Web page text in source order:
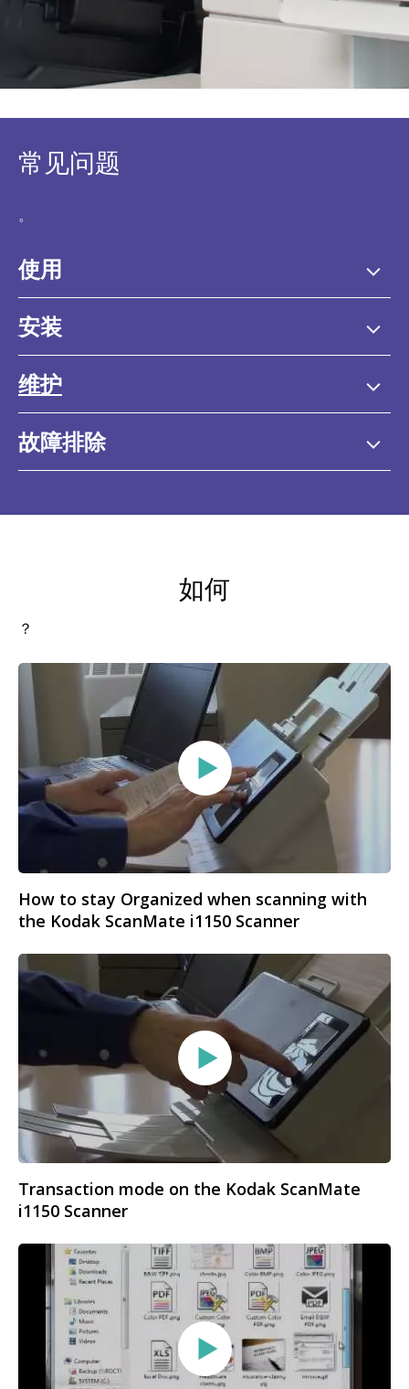
常见问题
。
使用
安装
维护
故障排除
如何
？
How to stay Organized when scanning with
the Kodak ScanMate i1150 Scanner
Transaction mode on the Kodak ScanMate
i1150 Scanner